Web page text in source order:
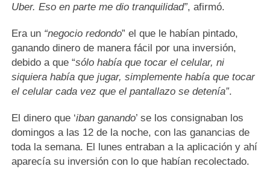
Uber. Eso en parte me dio tranquilidad”, afirmó.
Era un “negocio redondo” el que le habían pintado,
ganando dinero de manera fácil por una inversión,
debido a que “sólo había que tocar el celular, ni
siquiera había que jugar, simplemente había que tocar
el celular cada vez que el pantallazo se detenía”.
El dinero que ‘iban ganando’ se los consignaban los
domingos a las 12 de la noche, con las ganancias de
toda la semana. El lunes entraban a la aplicación y ahí
aparecía su inversión con lo que habían recolectado.